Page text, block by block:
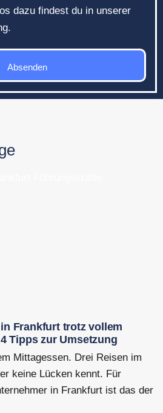
dazu findest du in unserer
Absenden
Frankfurt trotz vollem
Tipps zur Umsetzung
Mittagessen. Drei Reisen im
keine Lücken kennt. Für
in Frankfurt ist das der